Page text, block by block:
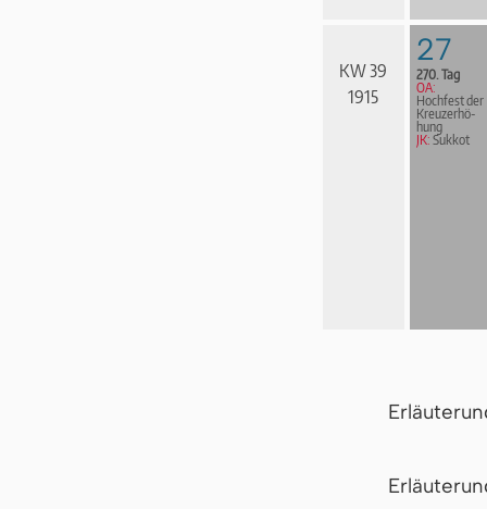
KW 39
1915
27
270. Tag
OA:
Hochfest der
Kreuz­er­hö­
hung
JK: Sukkot